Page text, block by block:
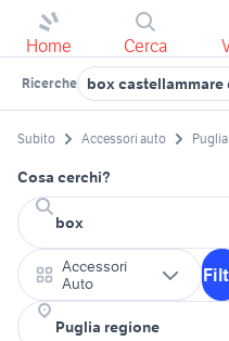
Home Cerca
Ricerche box castellammare
Subito Accessori auto Puglia
Cosa cerchi?
Accessori
Auto